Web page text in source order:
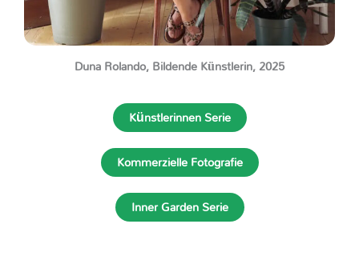
Duna Rolando, Bildende Künstlerin, 2025
Künstlerinnen Serie
Kommerzielle Fotografie
Inner Garden Serie